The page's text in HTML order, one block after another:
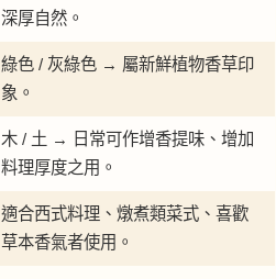
深厚自然。
綠色 / 灰綠色 → 屬新鮮植物香草印
象。
木 / 土 → 日常可作增香提味、增加
料理厚度之用。
適合西式料理、燉煮類菜式、喜歡
草本香氣者使用。